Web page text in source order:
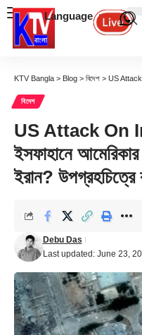
Language
KTV Bangla > Blog > বিদেশ > US Attack On Iran :
বিদেশ
US Attack On
ইসফাহানে
ইরান?
Last updated: June 23,
Debu Das